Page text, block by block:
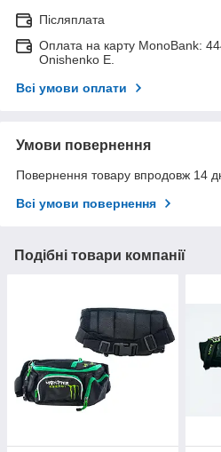
Післяплата
Оплата на карту MonoBank:
Onishenko E.
Всі умови оплати
Умови повернення
Повернення товару впродовж 14
Всі умови повернення
Подібні товари компанії